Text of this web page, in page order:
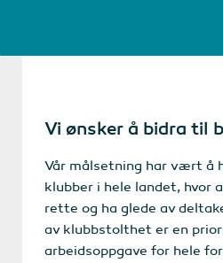
Vi ønsker å bidra til
Vår målsetning har vært å
klubber i hele landet, hvor
rette og ha glede av
av klubbstolthet er en
arbeidsoppgave for hele